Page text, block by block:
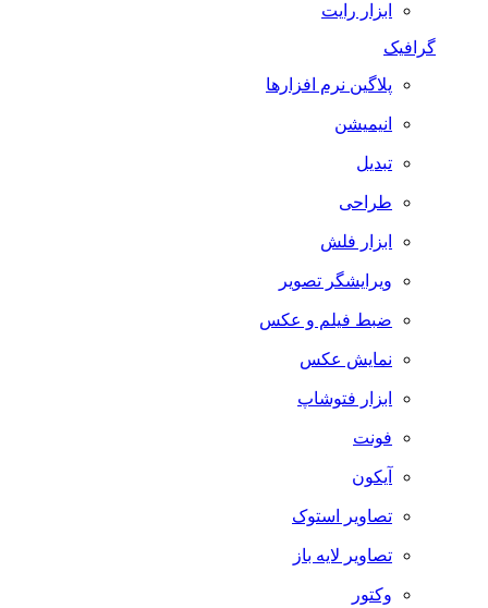
ابزار رایت
گرافیک
پلاگین نرم افزارها
انیمیشن
تبدیل
طراحی
ابزار فلش
ویرایشگر تصویر
ضبط فيلم و عكس
نمایش عکس
ابزار فتوشاپ
فونت
آیکون
تصاویر استوک
تصاویر لایه باز
وکتور